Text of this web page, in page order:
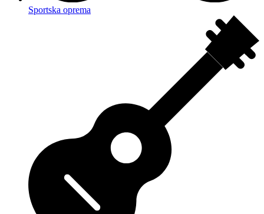
Sportska oprema